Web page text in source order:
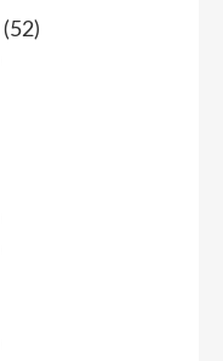
(52)